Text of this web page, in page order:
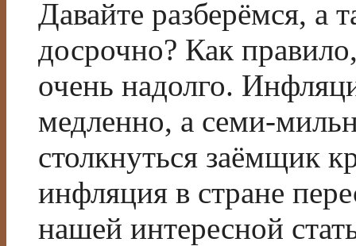
Давайте разберёмся, а
досрочно? Как
очень надолго.
медленно, а семи-
столкнуться заёмщик
инфляция в стране
нашей интересной